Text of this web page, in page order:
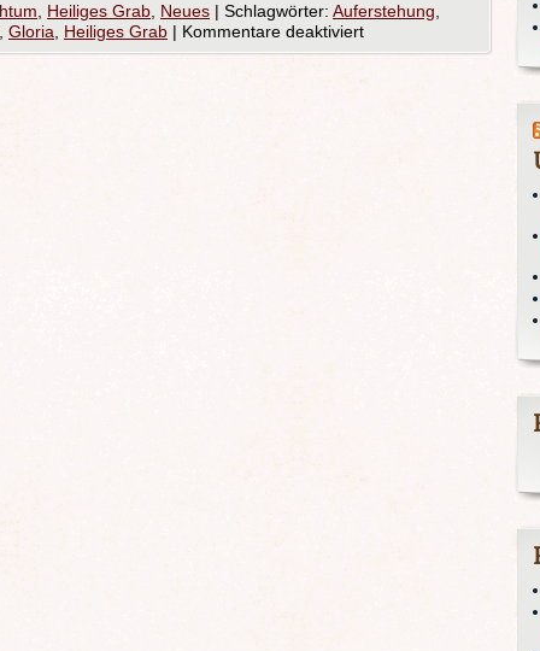
Heiliges Grab Neues | Schlagwörter: Auferstehung
Gloria Heiliges Grab | Kommentare deaktiviert